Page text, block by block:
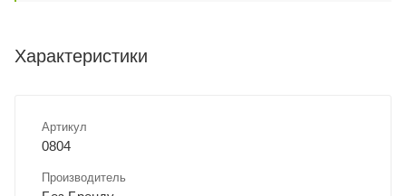
Характеристики
Артикул
0804
Производитель